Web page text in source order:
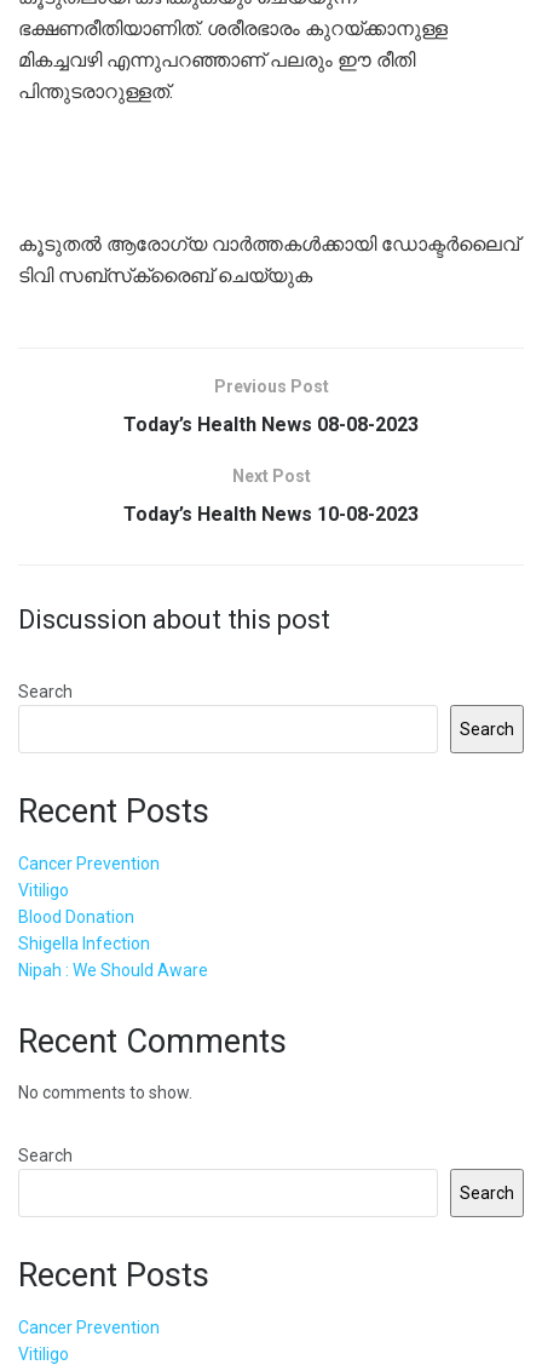
ഭക്ഷണരീതിയാണിത്. ശരീരഭാരം കുറയ്ക്കാനുള്ള
മികച്ചവഴി എന്നുപറഞ്ഞാണ് പലരും ഈ രീതി
പിന്തുടരാറുള്ളത്.
കൂടുതല്‍ ആരോഗ്യ വാര്‍ത്തകള്‍ക്കായി ഡോക്ടര്‍ലൈവ്
ടിവി സബ്‌സ്‌ക്രൈബ് ചെയ്യുക
Previous Post
Today’s Health News 08-08-2023
Next Post
Today’s Health News 10-08-2023
Discussion about this post
Search
Search
Recent Posts
Cancer Prevention
Vitiligo
Blood Donation
Shigella Infection
Nipah : We Should Aware
Recent Comments
No comments to show.
Search
Search
Recent Posts
Cancer Prevention
Vitiligo